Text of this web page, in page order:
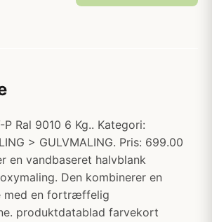
P Ral 9010 6 Kg.. Kategori:
> GULVMALING. Pris: 699.00
en vandbaseret halvblank
Den kombinerer en
med en fortræffelig
produktdatablad farvekort